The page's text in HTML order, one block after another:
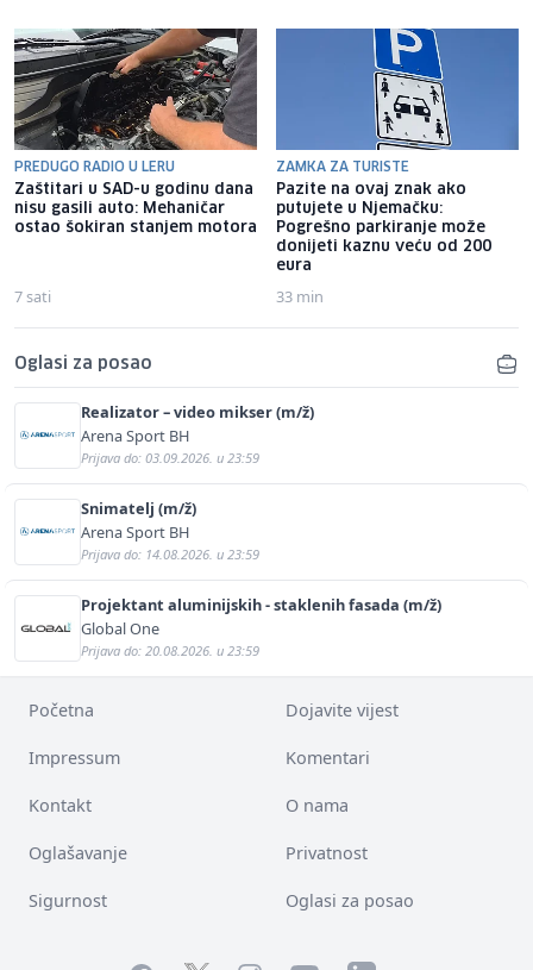
PREDUGO RADIO U LERU
Zaštitari u SAD-u godinu dana
nisu gasili auto: Mehaničar
ostao šokiran stanjem motora
7 sati
ZAMKA ZA TURISTE
Pazite na ovaj znak ako
putujete u Njemačku:
Pogrešno parkiranje može
donijeti kaznu veću od 200
eura
33 min
Oglasi za posao
Realizator – video mikser (m/ž)
Arena Sport BH
Prijava do: 03.09.2026. u 23:59
Snimatelj (m/ž)
Arena Sport BH
Prijava do: 14.08.2026. u 23:59
Projektant aluminijskih - staklenih fasada (m/ž)
Global One
Prijava do: 20.08.2026. u 23:59
Početna Dojavite vijest
Impressum Komentari
Kontakt O nama
Oglašavanje Privatnost
Sigurnost Oglasi za posao